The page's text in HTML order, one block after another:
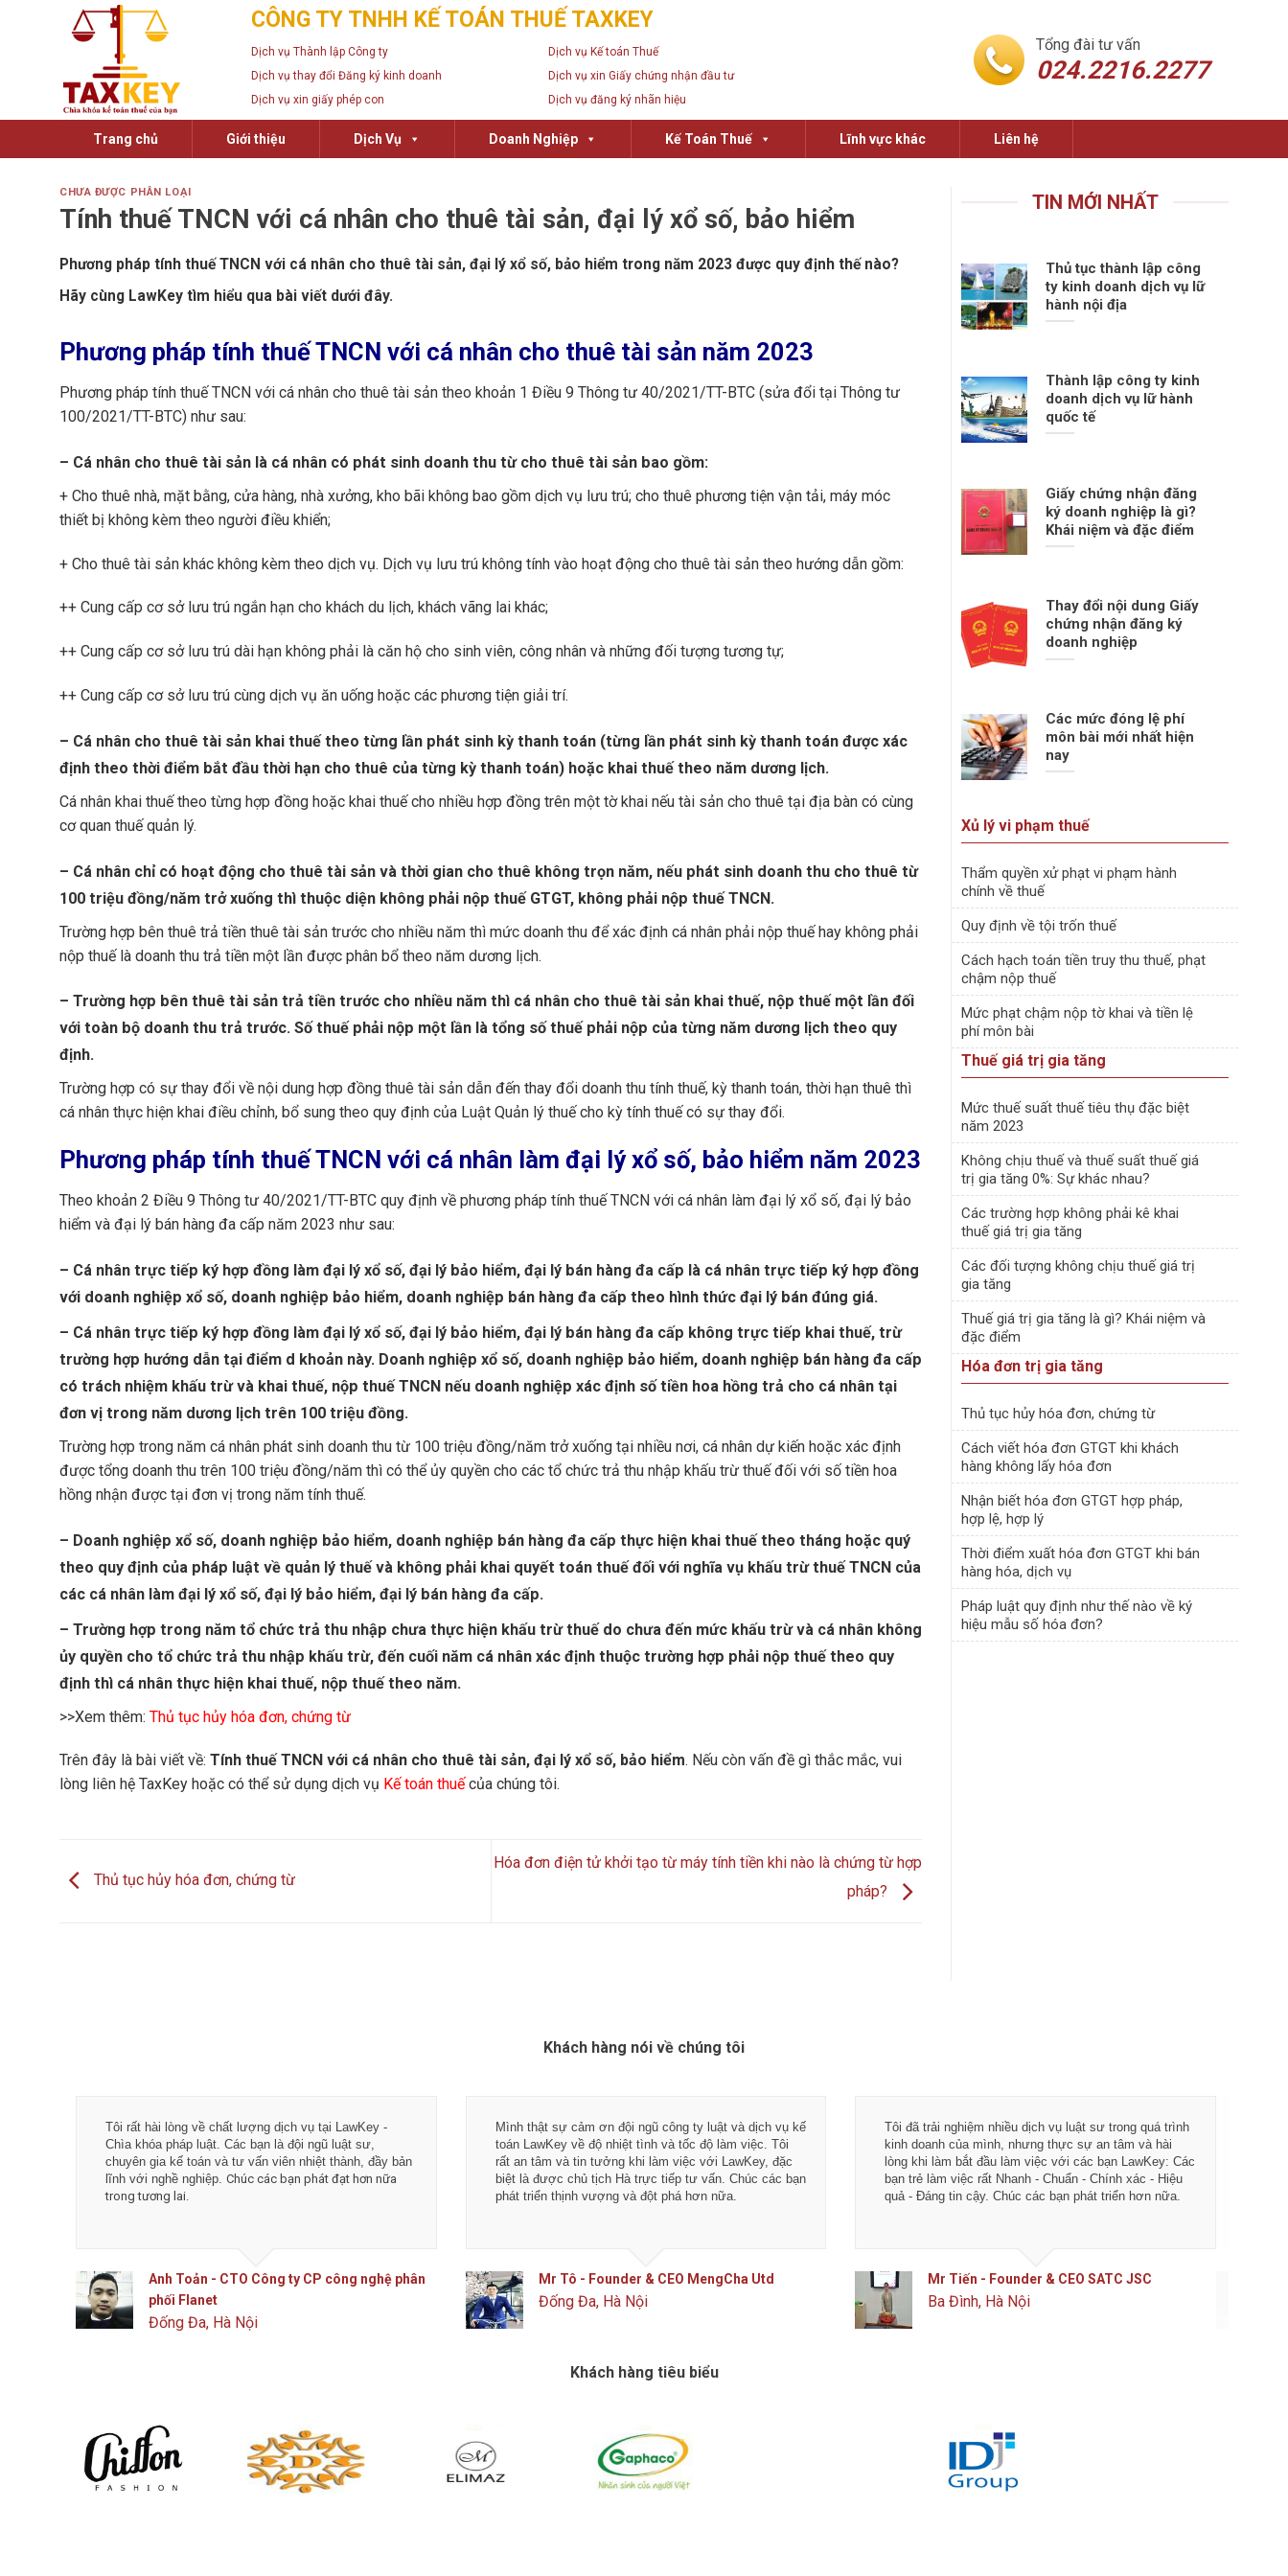
CÔNG TY TNHH KẾ TOÁN THUẾ TAXKEY
Dịch vụ Thành lập Công ty
Dịch vụ Kế toán Thuế
Dịch vụ thay đổi Đăng ký kinh doanh
Dịch vụ xin Giấy chứng nhận đầu tư
Dịch vụ xin giấy phép con
Dịch vụ đăng ký nhãn hiệu
Tổng đài tư vấn
024.2216.2277
Trang chủ Giới thiệu Dịch Vụ Doanh Nghiệp Kế Toán Thuế Lĩnh vực khác Liên hệ
CHƯA ĐƯỢC PHÂN LOẠI
Tính thuế TNCN với cá nhân cho thuê tài sản, đại lý xổ số, bảo hiểm
Phương pháp tính thuế TNCN với cá nhân cho thuê tài sản, đại lý xổ số, bảo hiểm trong năm 2023 được quy định thế nào?
Hãy cùng LawKey tìm hiểu qua bài viết dưới đây.
Phương pháp tính thuế TNCN với cá nhân cho thuê tài sản năm 2023
Phương pháp tính thuế TNCN với cá nhân cho thuê tài sản theo khoản 1 Điều 9 Thông tư 40/2021/TT-BTC (sửa đổi tại Thông tư
100/2021/TT-BTC) như sau:
– Cá nhân cho thuê tài sản là cá nhân có phát sinh doanh thu từ cho thuê tài sản bao gồm:
+ Cho thuê nhà, mặt bằng, cửa hàng, nhà xưởng, kho bãi không bao gồm dịch vụ lưu trú; cho thuê phương tiện vận tải, máy móc
thiết bị không kèm theo người điều khiển;
+ Cho thuê tài sản khác không kèm theo dịch vụ. Dịch vụ lưu trú không tính vào hoạt động cho thuê tài sản theo hướng dẫn gồm:
++ Cung cấp cơ sở lưu trú ngắn hạn cho khách du lịch, khách vãng lai khác;
++ Cung cấp cơ sở lưu trú dài hạn không phải là căn hộ cho sinh viên, công nhân và những đối tượng tương tự;
++ Cung cấp cơ sở lưu trú cùng dịch vụ ăn uống hoặc các phương tiện giải trí.
– Cá nhân cho thuê tài sản khai thuế theo từng lần phát sinh kỳ thanh toán (từng lần phát sinh kỳ thanh toán được xác
định theo thời điểm bắt đầu thời hạn cho thuê của từng kỳ thanh toán) hoặc khai thuế theo năm dương lịch.
Cá nhân khai thuế theo từng hợp đồng hoặc khai thuế cho nhiều hợp đồng trên một tờ khai nếu tài sản cho thuê tại địa bàn có cùng
cơ quan thuế quản lý.
– Cá nhân chỉ có hoạt động cho thuê tài sản và thời gian cho thuê không trọn năm, nếu phát sinh doanh thu cho thuê từ
100 triệu đồng/năm trở xuống thì thuộc diện không phải nộp thuế GTGT, không phải nộp thuế TNCN.
Trường hợp bên thuê trả tiền thuê tài sản trước cho nhiều năm thì mức doanh thu để xác định cá nhân phải nộp thuế hay không phải
nộp thuế là doanh thu trả tiền một lần được phân bổ theo năm dương lịch.
– Trường hợp bên thuê tài sản trả tiền trước cho nhiều năm thì cá nhân cho thuê tài sản khai thuế, nộp thuế một lần đối
với toàn bộ doanh thu trả trước. Số thuế phải nộp một lần là tổng số thuế phải nộp của từng năm dương lịch theo quy
định.
Trường hợp có sự thay đổi về nội dung hợp đồng thuê tài sản dẫn đến thay đổi doanh thu tính thuế, kỳ thanh toán, thời hạn thuê thì
cá nhân thực hiện khai điều chỉnh, bổ sung theo quy định của Luật Quản lý thuế cho kỳ tính thuế có sự thay đổi.
Phương pháp tính thuế TNCN với cá nhân làm đại lý xổ số, bảo hiểm năm 2023
Theo khoản 2 Điều 9 Thông tư 40/2021/TT-BTC quy định về phương pháp tính thuế TNCN với cá nhân làm đại lý xổ số, đại lý bảo
hiểm và đại lý bán hàng đa cấp năm 2023 như sau:
– Cá nhân trực tiếp ký hợp đồng làm đại lý xổ số, đại lý bảo hiểm, đại lý bán hàng đa cấp là cá nhân trực tiếp ký hợp đồng
với doanh nghiệp xổ số, doanh nghiệp bảo hiểm, doanh nghiệp bán hàng đa cấp theo hình thức đại lý bán đúng giá.
– Cá nhân trực tiếp ký hợp đồng làm đại lý xổ số, đại lý bảo hiểm, đại lý bán hàng đa cấp không trực tiếp khai thuế, trừ
trường hợp hướng dẫn tại điểm d khoản này. Doanh nghiệp xổ số, doanh nghiệp bảo hiểm, doanh nghiệp bán hàng đa cấp
có trách nhiệm khấu trừ và khai thuế, nộp thuế TNCN nếu doanh nghiệp xác định số tiền hoa hồng trả cho cá nhân tại
đơn vị trong năm dương lịch trên 100 triệu đồng.
Trường hợp trong năm cá nhân phát sinh doanh thu từ 100 triệu đồng/năm trở xuống tại nhiều nơi, cá nhân dự kiến hoặc xác định
được tổng doanh thu trên 100 triệu đồng/năm thì có thể ủy quyền cho các tổ chức trả thu nhập khấu trừ thuế đối với số tiền hoa
hồng nhận được tại đơn vị trong năm tính thuế.
– Doanh nghiệp xổ số, doanh nghiệp bảo hiểm, doanh nghiệp bán hàng đa cấp thực hiện khai thuế theo tháng hoặc quý
theo quy định của pháp luật về quản lý thuế và không phải khai quyết toán thuế đối với nghĩa vụ khấu trừ thuế TNCN của
các cá nhân làm đại lý xổ số, đại lý bảo hiểm, đại lý bán hàng đa cấp.
– Trường hợp trong năm tổ chức trả thu nhập chưa thực hiện khấu trừ thuế do chưa đến mức khấu trừ và cá nhân không
ủy quyền cho tổ chức trả thu nhập khấu trừ, đến cuối năm cá nhân xác định thuộc trường hợp phải nộp thuế theo quy
định thì cá nhân thực hiện khai thuế, nộp thuế theo năm.
>>Xem thêm: Thủ tục hủy hóa đơn, chứng từ
Trên đây là bài viết về: Tính thuế TNCN với cá nhân cho thuê tài sản, đại lý xổ số, bảo hiểm. Nếu còn vấn đề gì thắc mắc, vui
lòng liên hệ TaxKey hoặc có thể sử dụng dịch vụ Kế toán thuếcủa chúng tôi.
Thủ tục hủy hóa đơn, chứng từ
Hóa đơn điện tử khởi tạo từ máy tính tiền khi nào là chứng từ hợp
pháp?
TIN MỚI NHẤT
Thủ tục thành lập công
ty kinh doanh dịch vụ lữ
hành nội địa
Thành lập công ty kinh
doanh dịch vụ lữ hành
quốc tế
Giấy chứng nhận đăng
ký doanh nghiệp là gì?
Khái niệm và đặc điểm
Thay đổi nội dung Giấy
chứng nhận đăng ký
doanh nghiệp
Các mức đóng lệ phí
môn bài mới nhất hiện
nay
Xủ lý vi phạm thuế
Thẩm quyền xử phạt vi phạm hành
chính về thuế
Quy định về tội trốn thuế
Cách hạch toán tiền truy thu thuế, phạt
chậm nộp thuế
Mức phạt chậm nộp tờ khai và tiền lệ
phí môn bài
Thuế giá trị gia tăng
Mức thuế suất thuế tiêu thụ đặc biệt
năm 2023
Không chịu thuế và thuế suất thuế giá
trị gia tăng 0%: Sự khác nhau?
Các trường hợp không phải kê khai
thuế giá trị gia tăng
Các đối tượng không chịu thuế giá trị
gia tăng
Thuế giá trị gia tăng là gì? Khái niệm và
đặc điểm
Hóa đơn trị gia tăng
Thủ tục hủy hóa đơn, chứng từ
Cách viết hóa đơn GTGT khi khách
hàng không lấy hóa đơn
Nhận biết hóa đơn GTGT hợp pháp,
hợp lệ, hợp lý
Thời điểm xuất hóa đơn GTGT khi bán
hàng hóa, dịch vụ
Pháp luật quy định như thế nào về ký
hiệu mẫu số hóa đơn?
Khách hàng nói về chúng tôi
Tôi rất hài lòng về chất lượng dịch vụ tại LawKey -
Chìa khóa pháp luật. Các bạn là đội ngũ luật sư,
chuyên gia kế toán và tư vấn viên nhiệt thành, đầy bản
lĩnh với nghề nghiệp. Chúc các bạn phát đạt hơn nữa
trong tương lai.
Anh Toản - CTO Công ty CP công nghệ phân
phối Flanet
Đống Đa, Hà Nội
Mình thật sự cảm ơn đội ngũ công ty luật và dịch vụ kế
toán LawKey về độ nhiệt tình và tốc độ làm việc. Tôi
rất an tâm và tin tưởng khi làm việc với LawKey, đặc
biệt là được chủ tịch Hà trực tiếp tư vấn. Chúc các bạn
phát triển thịnh vượng và đột phá hơn nữa.
Mr Tô - Founder & CEO MengCha Utd
Đống Đa, Hà Nội
Tôi đã trải nghiệm nhiều dịch vụ luật sư trong quá trình
kinh doanh của mình, nhưng thực sự an tâm và hài
lòng khi làm bắt đầu làm việc với các bạn LawKey: Các
bạn trẻ làm việc rất Nhanh - Chuẩn - Chính xác - Hiệu
quả - Đáng tin cậy. Chúc các bạn phát triển hơn nữa.
Mr Tiến - Founder & CEO SATC JSC
Ba Đình, Hà Nội
Khách hàng tiêu biểu